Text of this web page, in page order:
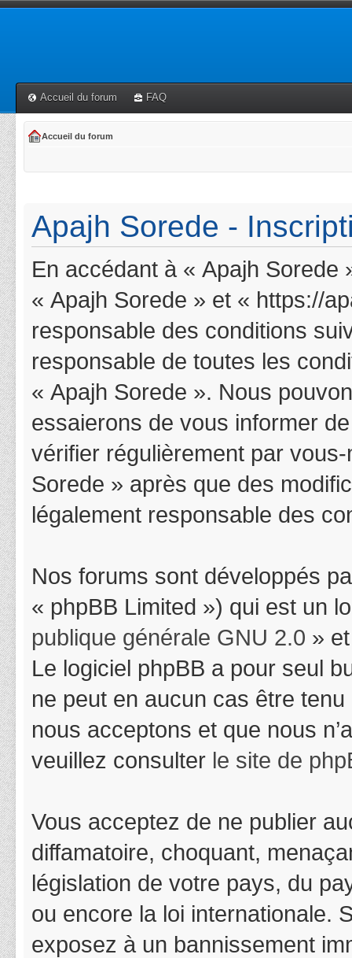
Accueil du forum FAQ
Accueil du forum
Apajh Sorede -
En accédant à « Apajh
« Apajh Sorede » et « https://
responsable des conditions
responsable de toutes les
« Apajh Sorede ». Nous
essaierons de vous informer
vérifier régulièrement par
Sorede » après que des
légalement responsable des
Nos forums sont développés
« phpBB Limited ») qui est un
publique générale GNU 2.0 »
Le logiciel phpBB a pour seul
ne peut en aucun cas être
nous acceptons et que nous
veuillez consulter le site de
Vous acceptez de ne publier
diffamatoire, choquant,
législation de votre pays, du
ou encore la loi internationale.
exposez à un bannissement